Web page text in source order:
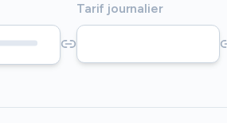
Tarif journalier